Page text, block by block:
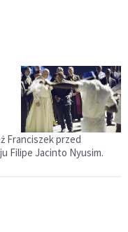
Franciszek przed
Filipe Jacinto Nyusim.